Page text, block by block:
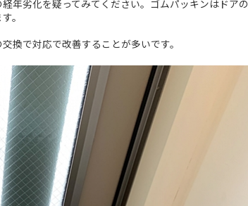
年劣化を疑ってみてください。ゴムパッキンはドアの
。
換で対応で改善することが多いです。